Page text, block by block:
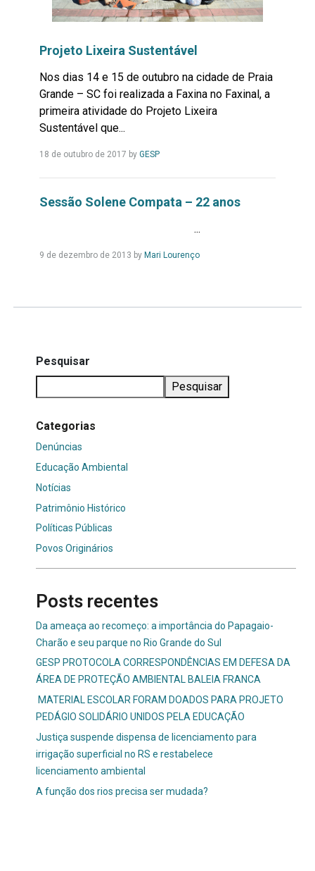
Projeto Lixeira Sustentável
Nos dias 14 e 15 de outubro na cidade de Praia
Grande – SC foi realizada a Faxina no Faxinal, a
primeira atividade do Projeto Lixeira
Sustentável que...
18 de outubro de 2017 by GESPLeia
Sessão Solene Compata – 22 anos
...
9 de dezembro de 2013 by Mari LourençoLeia
Pesquisar
Pesquisar
Categorias
Denúncias
Educação Ambiental
Notícias
Patrimônio Histórico
Políticas Públicas
Povos Originários
Posts recentes
Da ameaça ao recomeço: a importância do Papagaio-
Charão e seu parque no Rio Grande do Sul
GESP PROTOCOLA CORRESPONDÊNCIAS EM DEFESA DA
ÁREA DE PROTEÇÃO AMBIENTAL BALEIA FRANCA
MATERIAL ESCOLAR FORAM DOADOS PARA PROJETO
PEDÁGIO SOLIDÁRIO UNIDOS PELA EDUCAÇÃO
Justiça suspende dispensa de licenciamento para
irrigação superficial no RS e restabelece
licenciamento ambiental
A função dos rios precisa ser mudada?